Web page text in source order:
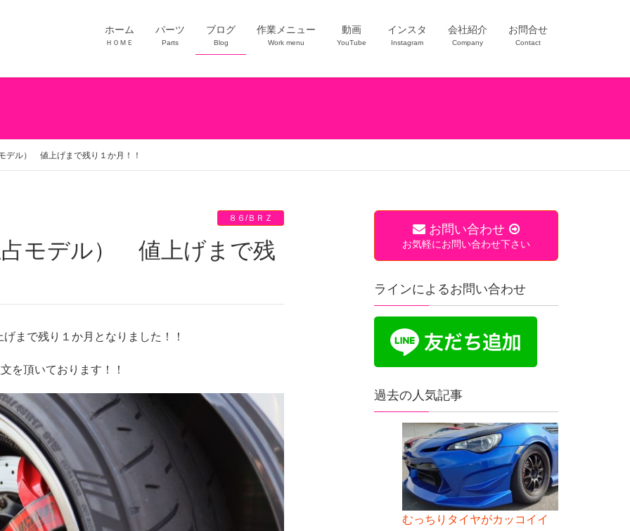
ホーム
ＨＯＭＥ
パーツ
Parts
ブログ
Blog
作業メニュー
Work menu
動画
YouTube
インスタ
Instagram
会社紹介
Company
お問合せ
Contact
ル） 値上げまで残り１か月！！
８６/ＢＲＺ
まで残り１か月となりました！！
を頂いております！！
お問い合わせ
お気軽にお問い合わせ下さい
ラインによるお問い合わせ
過去の人気記事
むっちりタイヤがカッコイイ